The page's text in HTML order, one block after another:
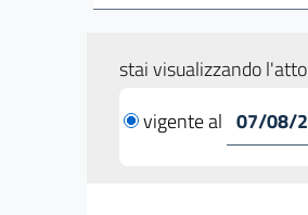
stai visualizzando l'atto
vigente al